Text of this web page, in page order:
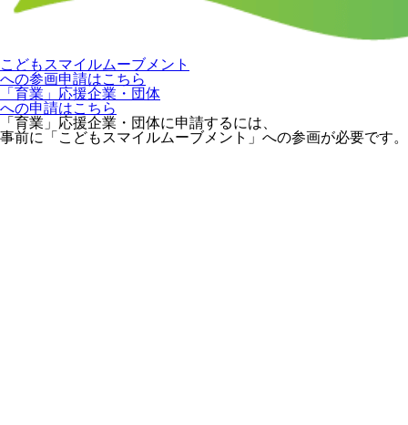
こどもスマイルムーブメント
への参画申請はこちら
「育業」応援企業・団体
への申請はこちら
「育業」応援企業・団体に申請するには、
事前に「こどもスマイルムーブメント」への参画が必要です。